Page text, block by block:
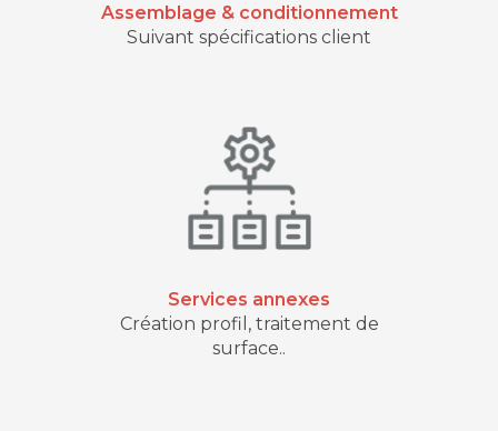
Assemblage & conditionnement
Suivant spécifications client
Services annexes
Création profil, traitement de
surface..